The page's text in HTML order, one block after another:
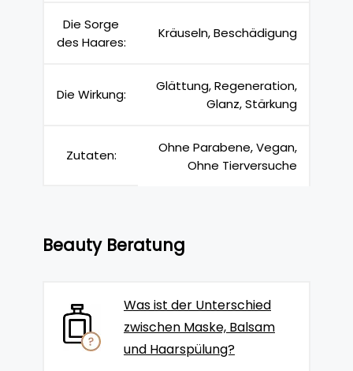
Die Sorge
des Haares:
Kräuseln, Beschädigung
Die Wirkung:
Glättung, Regeneration,
Glanz, Stärkung
Zutaten:
Ohne Parabene, Vegan,
Ohne Tierversuche
Beauty Beratung
Was ist der Unterschied
zwischen Maske, Balsam
und Haarspülung?